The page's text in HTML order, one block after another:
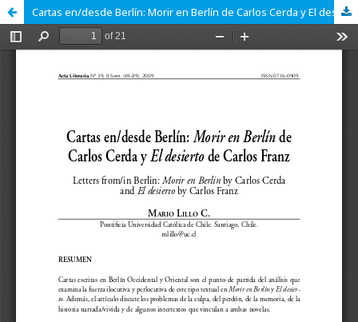
Cartas en/desde Berlín: Morir en Berlín de Carlos Cerda y El desierto de Carlos Franz